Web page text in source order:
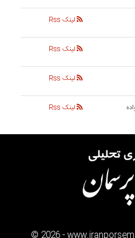
لینک Rss
لینک Rss
لینک Rss
لینک Rss